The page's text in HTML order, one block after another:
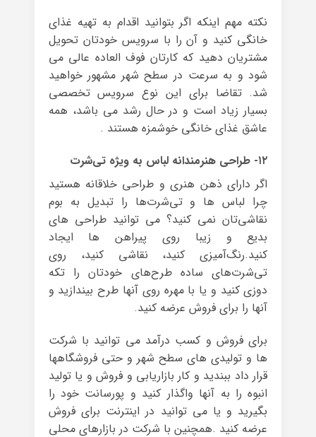
نکته مهم اینکه اگر بتوانید اقدام به تهیه غذای
خانگی کنید و آن را با سرویس خودتان تحویل
مشتریان دهید که کارتان فوف العاده عالی می
شود و به سرعت در سطح شهر مشهور خواهید
شد. تقاضا برای این نوع سرویس تخصصی
بسیار زیاد است و در حال رشد می باشد، همه
عاشق غذای خانگی خوشمزه هستند .
۱۲- طراحی هنرمندانه لباس به ویژه تی‌شرت
اگر دارای ذهن هنری و طراحی خلاقانه هستید
چرا لباس ها و تی‌شرت‌ها را تبدیل به بوم
نقاشی‌تان نمی کنید؟ می توانید طراحی های
بدیع و زیبا روی پیراهن ها ایجاد
کنید.رنگ‌آمیزی کنید، نقاشی کنید، روی
تی‌شرت‌های ساده طرح‌های خودتان را تکه
دوزی کنید و یا با مهره روی آنها طرح بیندازید و
آنها را برای فروش عرضه کنید.
برای فروش و کسب درآمد می توانید با شرکت
ها و تولیدی های سطح شهر و حتی فروشگاهها
قرار داد ببندید و کار بازاریابی و فروش و یا تولید
انبوه را به آنها واگذار کنید و پورسانت خود را
بگیرید و یا می توانید در اینترنت برای فروش
عرضه کنید .همچنین با شرکت در بازارهای محلی